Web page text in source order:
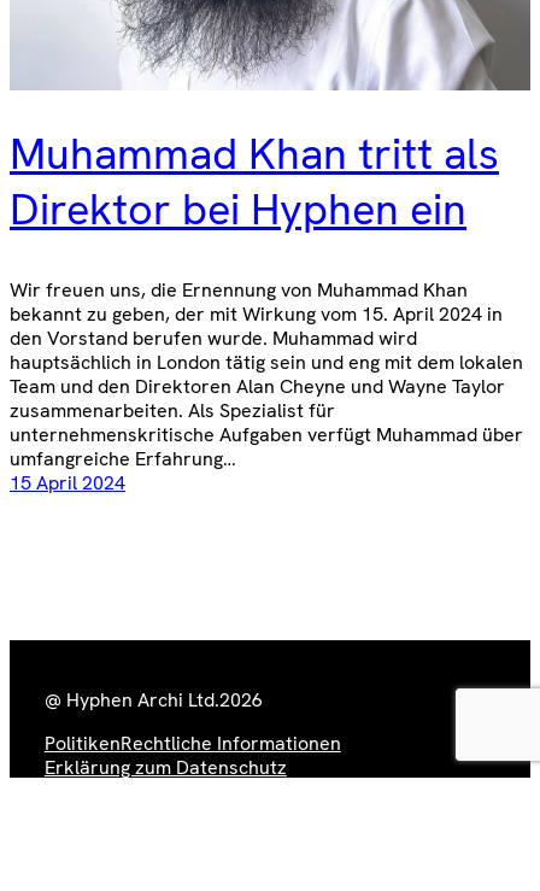
Muhammad Khan tritt als
Direktor bei Hyphen ein
Wir freuen uns, die Ernennung von Muhammad Khan
bekannt zu geben, der mit Wirkung vom 15. April 2024 in
den Vorstand berufen wurde. Muhammad wird
hauptsächlich in London tätig sein und eng mit dem lokalen
Team und den Direktoren Alan Cheyne und Wayne Taylor
zusammenarbeiten. Als Spezialist für
unternehmenskritische Aufgaben verfügt Muhammad über
umfangreiche Erfahrung…
15 April 2024
@ Hyphen Archi Ltd.2026
PolitikenRechtliche Informationen
Erklärung zum Datenschutz